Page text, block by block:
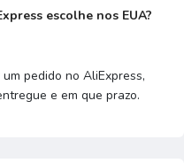
escolhe nos EUA?
pedido no AliExpress,
e em que prazo.